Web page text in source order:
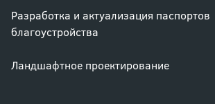
Разработка и актуализация паспортов
благоустройства
Ландшафтное проектирование